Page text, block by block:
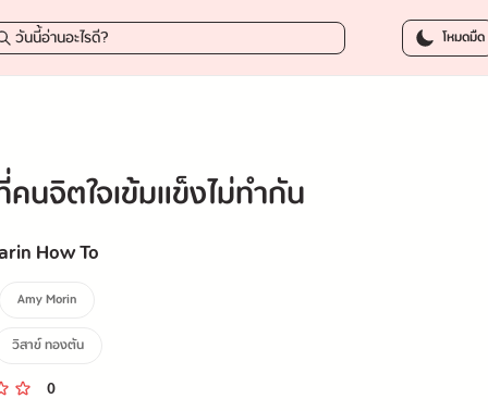
โหมดมืด
233.75 บาท -
คนจิตใจเข้มแข็งไม่ทำกัน
How To
Amy Morin
วิสาข์ ทองตัน
0